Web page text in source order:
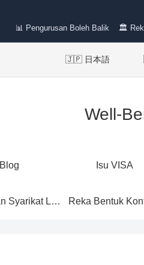
📊 Pengurusan Boleh Balik 🏛
🇯🇵 日本語
Well-
Blog Isu VISA
Penubuhan Syarikat Labuan Reka Bentuk